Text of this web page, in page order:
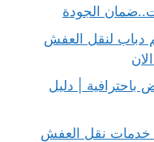
جدة بـ30%خصم دباب لنقل العفش
| دليل
خدمات نقل العفش